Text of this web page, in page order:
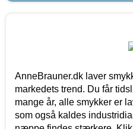
AnneBrauner.dk laver
markedets trend. Du får
mange år, alle smykker er
som også kaldes